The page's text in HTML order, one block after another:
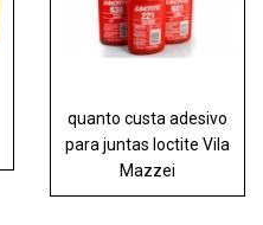
quanto custa adesivo
para juntas loctite Vila
Mazzei